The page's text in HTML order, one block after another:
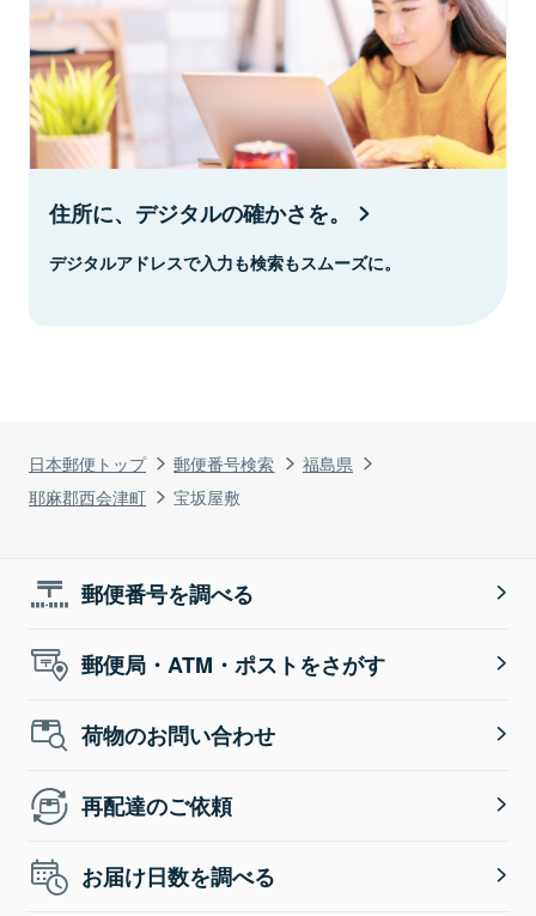
日本郵便トップ 郵便番号検索
福島県
耶麻郡西会津町
宝坂屋敷
住所に、デジタルの確かさを。
デジタルアドレスで入力も検索もスムーズに。
郵便番号を調べる
郵便局・ATM・ポストをさがす
荷物のお問い合わせ
再配達のご依頼
お届け日数を調べる